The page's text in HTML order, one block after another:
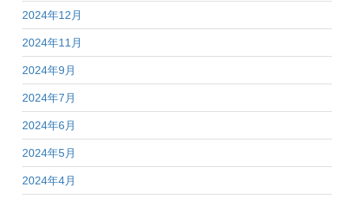
2024年12月
2024年11月
2024年9月
2024年7月
2024年6月
2024年5月
2024年4月